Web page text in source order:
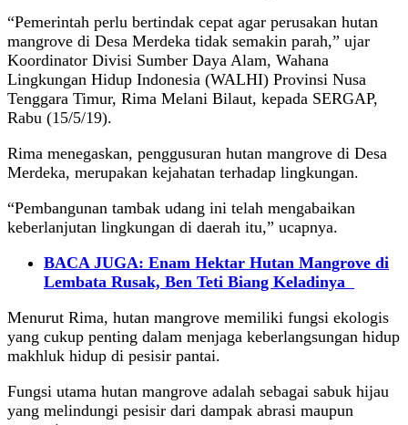
“Pemerintah perlu bertindak cepat agar perusakan hutan
mangrove di Desa Merdeka tidak semakin parah,” ujar
Koordinator Divisi Sumber Daya Alam, Wahana
Lingkungan Hidup Indonesia (WALHI) Provinsi Nusa
Tenggara Timur, Rima Melani Bilaut, kepada SERGAP,
Rabu (15/5/19).
Rima menegaskan, penggusuran hutan mangrove di Desa
Merdeka, merupakan kejahatan terhadap lingkungan.
“Pembangunan tambak udang ini telah mengabaikan
keberlanjutan lingkungan di daerah itu,” ucapnya.
BACA JUGA: Enam Hektar Hutan Mangrove di
Lembata Rusak, Ben Teti Biang Keladinya
Menurut Rima, hutan mangrove memiliki fungsi ekologis
yang cukup penting dalam menjaga keberlangsungan hidup
makhluk hidup di pesisir pantai.
Fungsi utama hutan mangrove adalah sebagai sabuk hijau
yang melindungi pesisir dari dampak abrasi maupun